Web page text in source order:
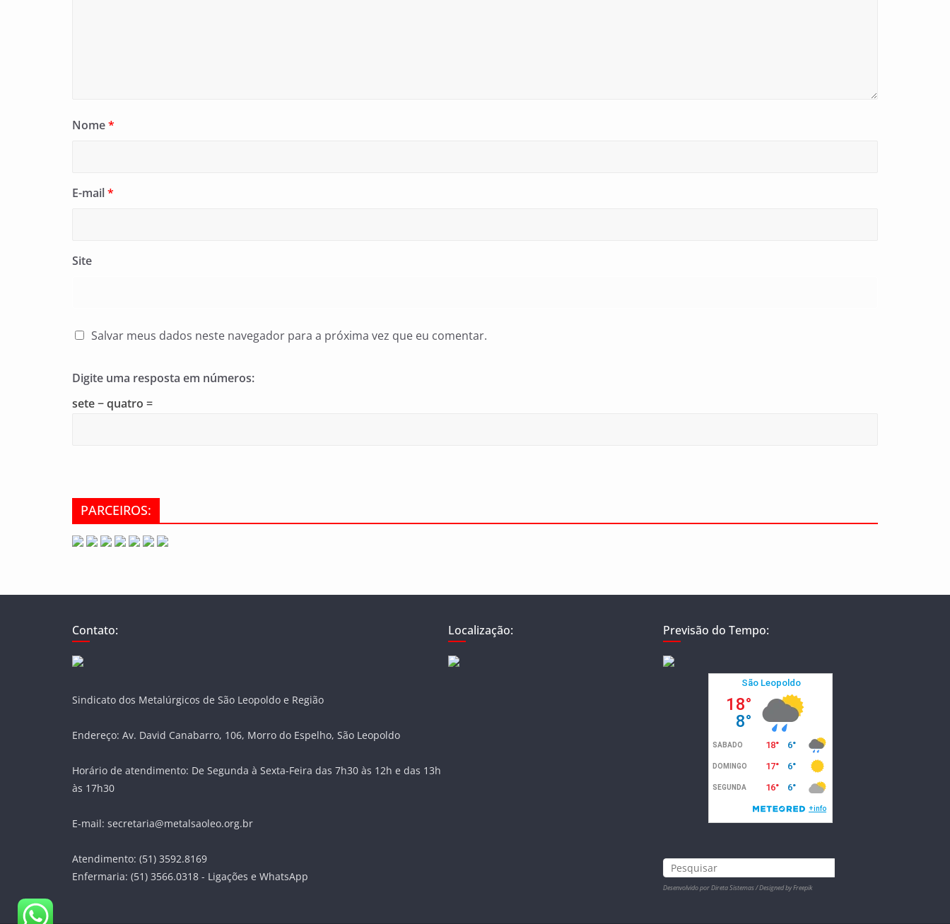
Nome*
E-mail*
Site
Salvar meus dados neste navegador para a próxima vez que eu comentar.
Digite uma resposta em números:
sete − quatro =
PARCEIROS:
Contato:
Sindicato dos Metalúrgicos de São Leopoldo e Região
Endereço: Av. David Canabarro, 106, Morro do Espelho, São Leopoldo
Horário de atendimento: De Segunda à Sexta-Feira das 7h30 às 12h e das 13h
às 17h30
E-mail: secretaria@metalsaoleo.org.br
Atendimento: (51) 3592.8169
Enfermaria: (51) 3566.0318 - Ligações e WhatsApp
Localização: Previsão do Tempo:
Desenvolvido por Direta Sistemas /Designed by Freepik